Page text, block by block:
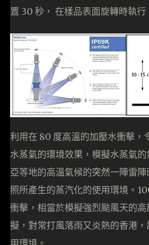
置 30 秒， 在樣品表面旋轉時執行
利用在 80 度高溫的加壓水衝擊，
水蒸氣的環境效果，模擬水蒸氣
亞等地的高溫氣候的突然一陣雷陣
照所產生的蒸汽化的使用環境。
衝擊，相當於模擬強烈颱風天的
擬，對常打風落雨又炎熱的香港